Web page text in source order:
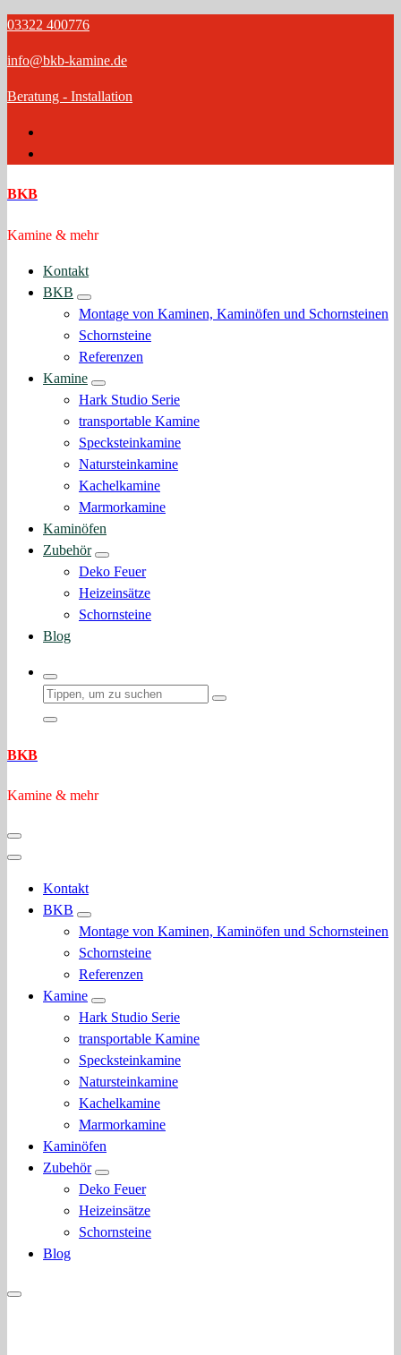
Zum
springen
03322 400776
info@bkb-kamine.de
Beratung - Installation
BKB
Kamine & mehr
Kontakt
BKB
Montage von Kaminen, Kaminöfen und Schornsteinen
Schornsteine
Referenzen
Kamine
Hark Studio Serie
transportable Kamine
Specksteinkamine
Natursteinkamine
Kachelkamine
Marmorkamine
Kaminöfen
Zubehör
Deko Feuer
Heizeinsätze
Schornsteine
Blog
BKB
Kamine & mehr
Kontakt
BKB
Montage von Kaminen, Kaminöfen und Schornsteinen
Schornsteine
Referenzen
Kamine
Hark Studio Serie
transportable Kamine
Specksteinkamine
Natursteinkamine
Kachelkamine
Marmorkamine
Kaminöfen
Zubehör
Deko Feuer
Heizeinsätze
Schornsteine
Blog